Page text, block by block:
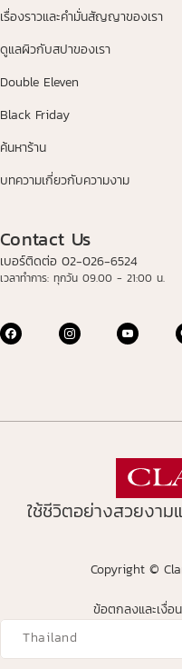
เรื่องราวและคำมั่นสัญญาของเรา
ดูแลผิวกับสปาของเรา
Double Eleven
Black Friday
ค้นหาร้าน
บทความเกี่ยวกับความงาม
Contact Us
เบอร์ติดต่อ 02-026-6524
เวลาทำการ: ทุกวัน 09.00 - 21:00 น.
ใช้ชีวิตอย่างสวยงาม
Copyright ©
ข้อตกลงและเงื่อ
Navigates to
Thailand